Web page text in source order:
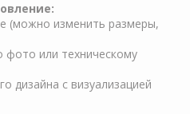
(можно изменить размеры,
фото или техническому
дизайна с визуализацией